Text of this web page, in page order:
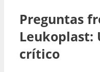
Preguntas
Leukoplast:
crítico